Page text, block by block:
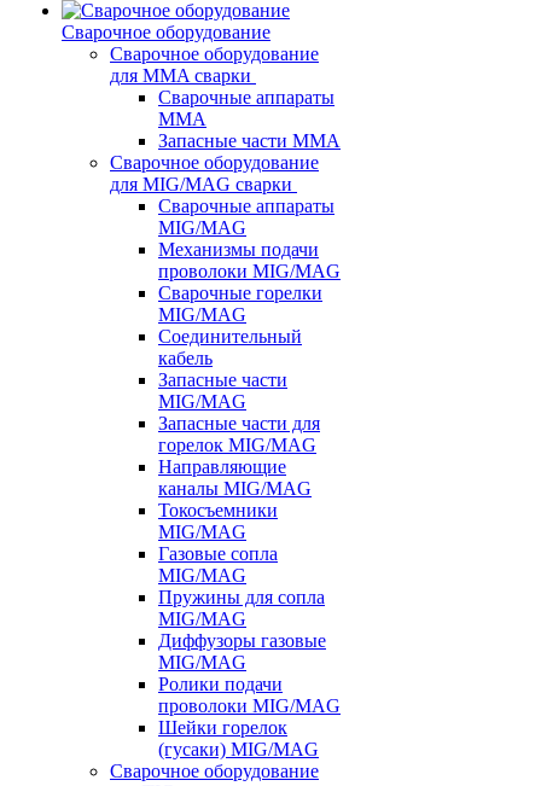
Сварочное оборудование
Сварочное оборудование
для MMA сварки
Сварочные аппараты
MMA
Запасные части MMA
Сварочное оборудование
для MIG/MAG сварки
Сварочные аппараты
MIG/MAG
Механизмы подачи
проволоки MIG/MAG
Сварочные горелки
MIG/MAG
Соединительный
кабель
Запасные части
MIG/MAG
Запасные части для
горелок MIG/MAG
Направляющие
каналы MIG/MAG
Токосъемники
MIG/MAG
Газовые сопла
MIG/MAG
Пружины для сопла
MIG/MAG
Диффузоры газовые
MIG/MAG
Ролики подачи
проволоки MIG/MAG
Шейки горелок
(гусаки) MIG/MAG
Сварочное оборудование